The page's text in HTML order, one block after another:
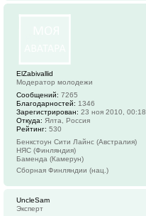
ElZabivallid
Модератор молодежи
Сообщений: 7265
Благодарностей: 1346
Зарегистрирован: 23 ноя 2010, 00:18
Откуда: Ялта, Россия
Рейтинг: 530
Бенкстоун Сити Лайнс (Австралия)
НЯС (Финляндия)
Баменда (Камерун)
Сборная Финляндии (нац.)
UncleSam
Эксперт